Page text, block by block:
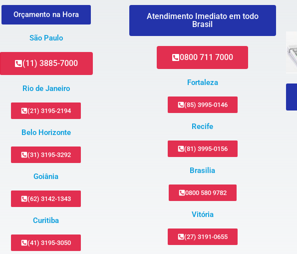
Orçamento na Hora
São Paulo
(11) 3885-7000
Rio de Janeiro
(21) 3195-2194
Belo Horizonte
(31) 3195-3292
Goiânia
(62) 3142-1343
Curitiba
(41) 3195-3050
Atendimento Imediato em todo
Brasil
0800 711 7000
Fortaleza
(85) 3995-0146
Recife
(81) 3995-0156
Brasilia
0800 580 9782
Vitória
(27) 3191-0655